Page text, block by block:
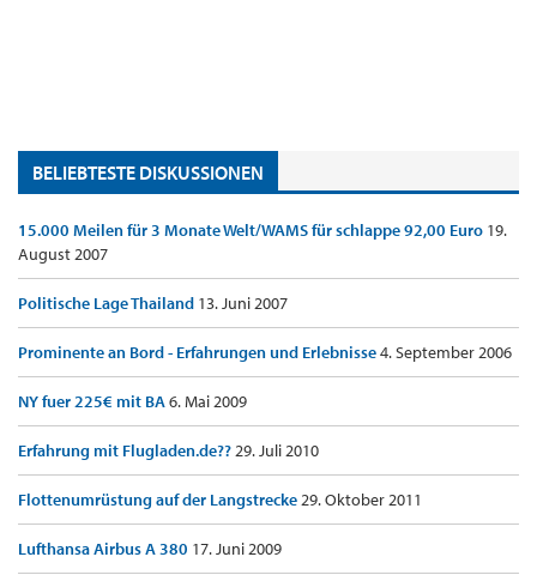
BELIEBTESTE DISKUSSIONEN
15.000 Meilen für 3 Monate Welt/WAMS für schlappe 92,00 Euro 19.
August 2007
Politische Lage Thailand 13. Juni 2007
Prominente an Bord - Erfahrungen und Erlebnisse4. September 2006
NY fuer 225€ mit BA6. Mai 2009
Erfahrung mit Flugladen.de??29. Juli 2010
Flottenumrüstung auf der Langstrecke29. Oktober 2011
Lufthansa Airbus A 380 17. Juni 2009